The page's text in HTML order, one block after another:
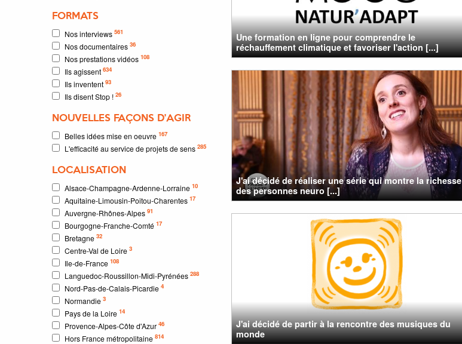
FORMATS
Nos interviews 561
Nos documentaires 36
Nos prestations vidéos 108
Ils agissent 634
Ils inventent 93
Ils disent Stop ! 26
NOUVELLES FAÇONS D'AGIR
Belles idées mise en oeuvre 167
L'efficacité au service de projets de sens 285
LOCALISATION
Alsace-Champagne-Ardenne-Lorraine 10
Aquitaine-Limousin-Poitou-Charentes 17
Auvergne-Rhônes-Alpes 91
Bourgogne-Franche-Comté 17
Bretagne 32
Centre-Val de Loire 3
Ile-de-France 108
Languedoc-Roussillon-Midi-Pyrénées 288
Nord-Pas-de-Calais-Picardie 4
Normandie 3
Pays de la Loire 14
Provence-Alpes-Côte d'Azur 46
Hors France métropolitaine 814
Une formation en ligne pour comprendre le
réchauffement climatique et favoriser l'action [...]
J'ai décidé de réaliser une série qui montre la richesse
des personnes neuro [...]
J'ai décidé de partir à la rencontre des musiques du
monde